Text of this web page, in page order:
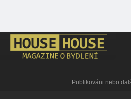
Publikováni nebo